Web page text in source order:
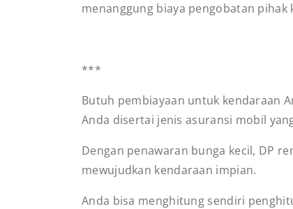
menanggung biaya pengobatan pihak
***
Butuh pembiayaan untuk kendaraan
Anda disertai jenis asuransi mobil
Dengan penawaran bunga kecil, DP
mewujudkan kendaraan impian.
Anda bisa menghitung sendiri